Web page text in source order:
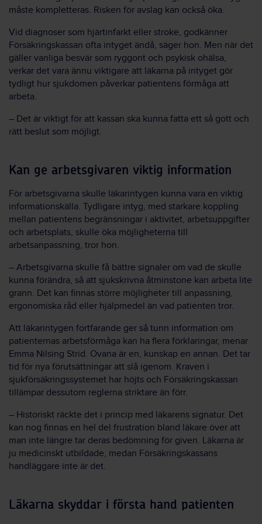
måste kompletteras. Risken för avslag kan också öka.
Vid diagnoser som hjärtinfarkt eller stroke, godkänner
Försäkringskassan ofta intyget ändå, säger hon. Men när det
gäller vanliga besvär som ryggont och psykisk ohälsa,
verkar det vara ännu viktigare att läkarna på intyget gör
tydligt hur sjukdomen påverkar patientens förmåga att
arbeta.
– Det är viktigt för att kassan ska kunna fatta ett så gott och
rätt beslut som möjligt.
Kan ge arbetsgivaren viktig information
För arbetsgivarna skulle läkarintygen kunna vara en viktig
informationskälla. Tydligare intyg, med starkare koppling
mellan patientens begränsningar i aktivitet, arbetsuppgifter
och arbetsplats, skulle öka möjligheterna till
arbetsanpassning, tror hon.
– Arbetsgivarna skulle få bättre signaler om vad de skulle
kunna förändra, så att sjukskrivna åtminstone kan arbeta lite
grann. Det kan finnas större möjligheter till anpassning,
ergonomiska råd eller hjälpmedel än vad patienten tror.
Att läkarintygen fortfarande ger så tunn information om
patienternas arbetsförmåga kan ha flera förklaringar, menar
Emma Nilsing Strid. Ovana är en, kunskap en annan. Det tar
tid för nya förutsättningar att slå igenom. Kraven i
sjukförsäkringssystemet har höjts och Försäkringskassan
tillämpar dessutom reglerna striktare än förr.
– Historiskt räckte det i princip med läkarens signatur. Det
kan nog finnas en hel del frustration bland läkare över att
man inte längre tar deras bedömning för given. Läkarna är
ju medicinskt utbildade, medan Försäkringskassans
handläggare inte är det.
Läkarna skyddar i första hand patienten